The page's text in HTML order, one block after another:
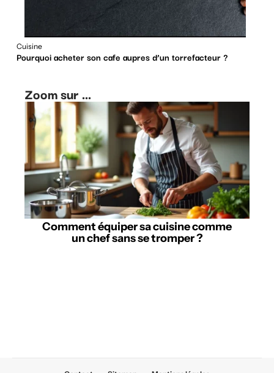
Cuisine
Pourquoi acheter son cafe aupres d’un torrefacteur ?
Zoom sur ...
Comment équiper sa cuisine comme
un chef sans se tromper ?